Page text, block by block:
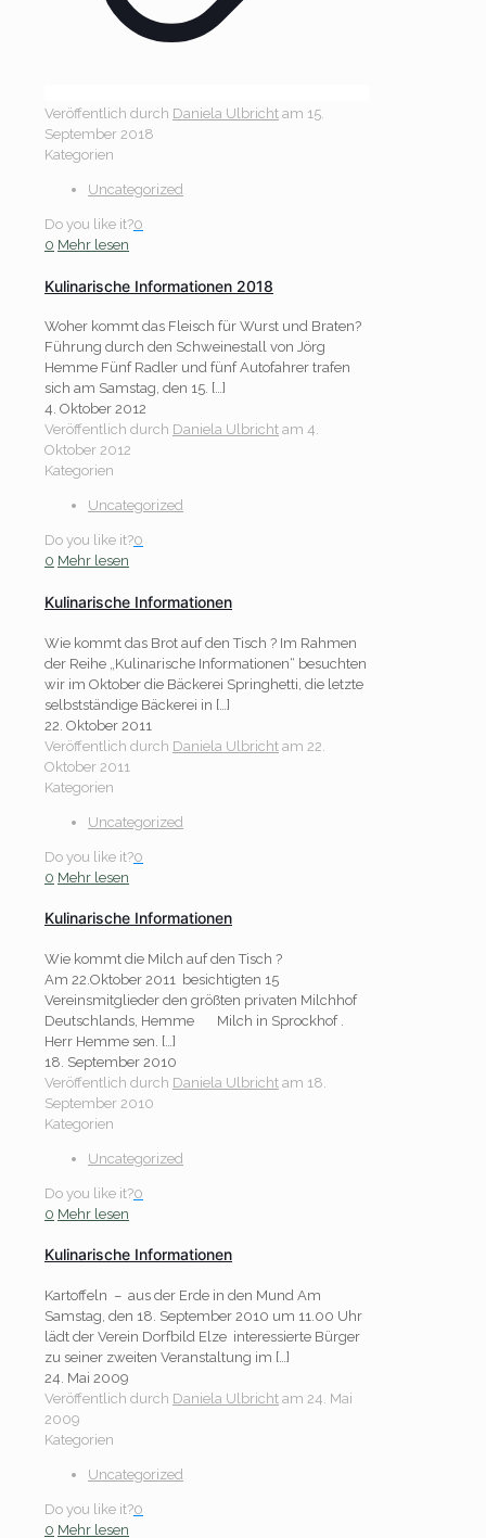
Veröffentlich durch Daniela Ulbricht am 15.
September 2018
Kategorien
Uncategorized
Do you like it?0
0 Mehr lesen
Kulinarische Informationen 2018
Woher kommt das Fleisch für Wurst und Braten?
Führung durch den Schweinestall von Jörg
Hemme Fünf Radler und fünf Autofahrer trafen
sich am Samstag, den 15. […]
4. Oktober 2012
Veröffentlich durch Daniela Ulbricht am 4.
Oktober 2012
Kategorien
Uncategorized
Do you like it?0
0 Mehr lesen
Kulinarische Informationen
Wie kommt das Brot auf den Tisch ? Im Rahmen
der Reihe „Kulinarische Informationen“ besuchten
wir im Oktober die Bäckerei Springhetti, die letzte
selbstständige Bäckerei in […]
22. Oktober 2011
Veröffentlich durch Daniela Ulbricht am 22.
Oktober 2011
Kategorien
Uncategorized
Do you like it?0
0 Mehr lesen
Kulinarische Informationen
Wie kommt die Milch auf den Tisch ?
Am 22.Oktober 2011 besichtigten 15
Vereinsmitglieder den größten privaten Milchhof
Deutschlands, Hemme Milch in Sprockhof .
Herr Hemme sen. […]
18. September 2010
Veröffentlich durch Daniela Ulbricht am 18.
September 2010
Kategorien
Uncategorized
Do you like it?0
0 Mehr lesen
Kulinarische Informationen
Kartoffeln – aus der Erde in den Mund Am
Samstag, den 18. September 2010 um 11.00 Uhr
lädt der Verein Dorfbild Elze interessierte Bürger
zu seiner zweiten Veranstaltung im […]
24. Mai 2009
Veröffentlich durch Daniela Ulbricht am 24. Mai
2009
Kategorien
Uncategorized
Do you like it?0
0 Mehr lesen